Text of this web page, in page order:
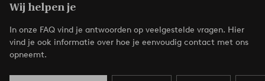
Wij helpen je
In onze FAQ vind je antwoorden op veelgestelde vragen. Hier
vind je ook informatie over hoe je eenvoudig contact met ons
opneemt.